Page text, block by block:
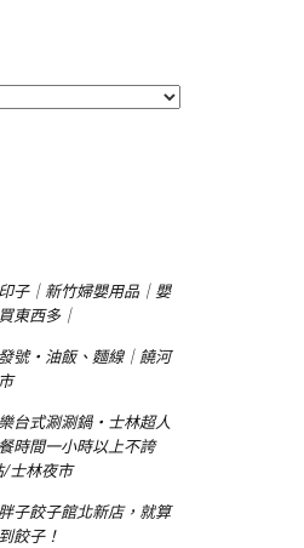
子｜新竹婦嬰用品｜嬰
東西多｜
發號‧油飯、麵線｜饒河
樂台式涮涮鍋‧士林超人
時間一小時以上不誇
/士林夜市
子餃子館北新店，就算
餃子！